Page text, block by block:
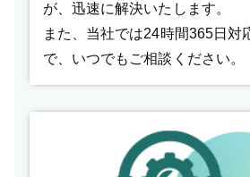
が、迅速に解決いたします。
また、当社では24時間365日対
で、いつでもご相談ください。